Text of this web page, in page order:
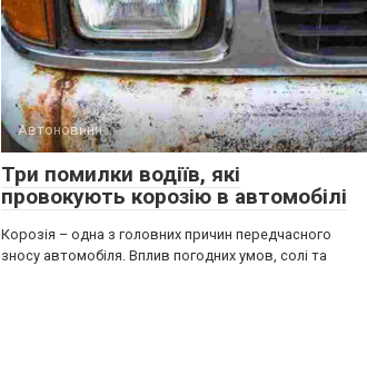
Автоновини
Три помилки водіїв, які
провокують корозію в автомобілі
Корозія – одна з головних причин передчасного
зносу автомобіля. Вплив погодних умов, солі та